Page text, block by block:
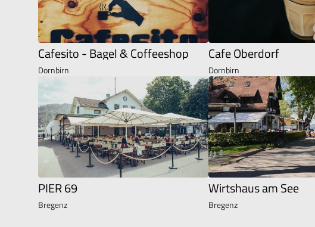
Cafesito - Bagel & Coffeeshop
Dornbirn
Cafe Oberdorf
Dornbirn
PIER 69
Bregenz
Wirtshaus am See
Bregenz